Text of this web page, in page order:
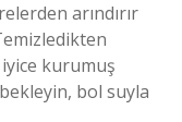
arındırır
kurumuş
bol suyla